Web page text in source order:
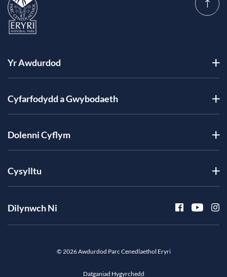
Yr Awdurdod
Cyfarfodydd a Gwybodaeth
Dolenni Cyflym
Cysylltu
Dilynwch Ni
© 2026 Awdurdod Parc Cenedlaethol Eryri
Datganiad Hygyrchedd